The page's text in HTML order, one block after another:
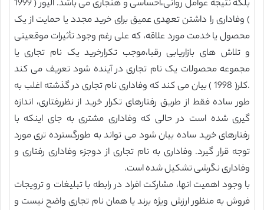
بلکه نتیجه عوامل روانی،احساسی و هنجاری می باشد. الیور ( 1999
) وفاداری را داشتن تعهدی عمیق برای خرید مجدد یا حمایت از یک
محصول یا خدمت مورد علاقه، که علی رغم وجود تأثیرات موقعیتی
و تلاش های بازاریابی رقبا،موجب تکرارخرید یک نام تجاری یا
مجموعه محصولات یک نام تجاری در آینده شود تعریف می کند
.کلر( 1998 ) بیان می کند که وفاداری نام تجاری در گذشته اغلب به
طور ساده فقط از طریق رفتارهای تکرار خرید از نظررفتاری، اندازه
گیری شده است در حالی که وفاداری مشتری به جای اینکه با
رفتارهای خرید ساده بیان شود می تواند به طورگسترده تری مورد
توجه قرار گیرد. وفاداری به نام تجاری از دوجزء وفاداری رفتاری و
وفاداری نگرشی تشکیل شده است.
با وجود اهمیت انها، مشارکت افراد در رابطه با تبلیغات و ترویجات
فروش به منظور ارزش ویژه برند یا همان نام تجاری واضح نیست و